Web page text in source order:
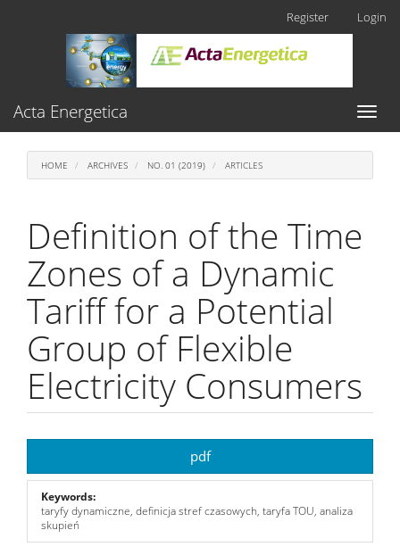
Content
Sidebar
Register Login
Toggle
Acta Energetica
HOME ARCHIVES NO. 01 (2019) ARTICLES
Definition of the Time
Zones of a Dynamic
Tariff for a Potential
Group of Flexible
Electricity Consumers
Sidebar
pdf
Keywords:
taryfy dynamiczne, definicja stref czasowych, taryfa TOU, analiza
skupień